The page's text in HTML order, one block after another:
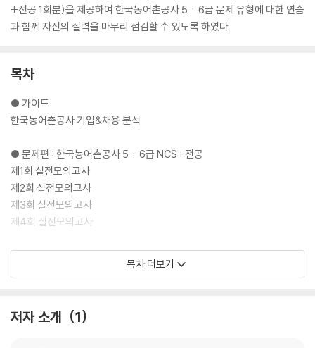
+전공 1회분)을 제공하여 한국농어촌공사 5ㆍ6급 문제 유형에 대한 연습
과 함께 자신의 실력을 마무리 점검할 수 있도록 하였다.
목차
● 가이드
한국농어촌공사 기업&채용 분석
● 문제편 : 한국농어촌공사 5ㆍ6급 NCS+전공
제1회 실전모의고사
제2회 실전모의고사
제3회 실전모의고사
제4회 실전모의고사
● 해설편 : 정답 및 해설
제4회 실전모의고사
목차 더보기
저자 소개 1